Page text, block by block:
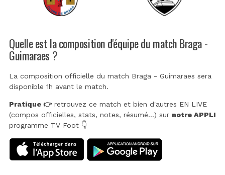
Quelle est la composition d'équipe du match Braga -
Guimaraes ?
La composition officielle du match Braga - Guimaraes sera
disponible 1h avant le match.
Pratique 👉retrouvez ce match et bien d'autres EN LIVE
(compos officielles, stats, notes, résumé...) sur notre APPLI
programme TV Foot 👇